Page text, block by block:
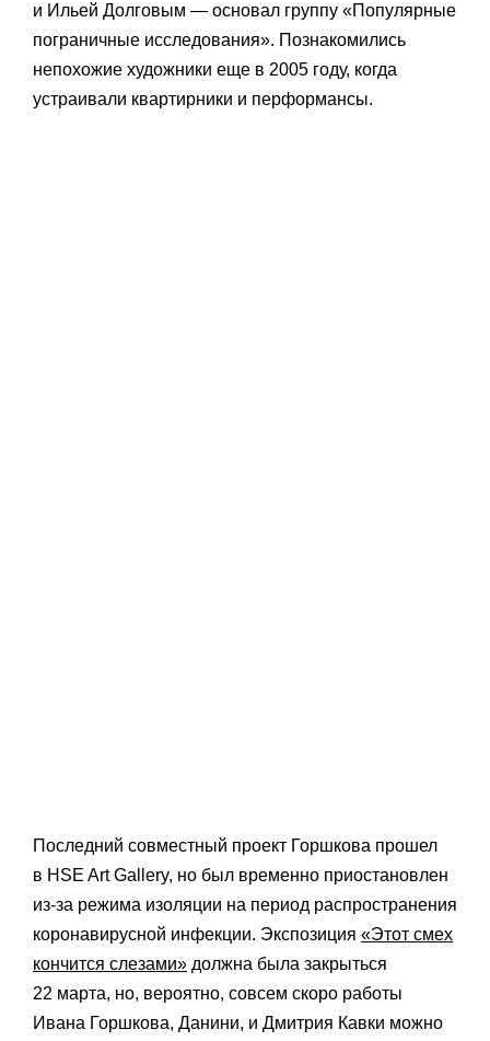
и Ильей Долговым — основал группу «Популярные
пограничные исследования». Познакомились
непохожие художники еще в 2005 году, когда
устраивали квартирники и перформансы.
Последний совместный проект Горшкова прошел
в HSE Art Gallery, но был временно приостановлен
из-за режима изоляции на период распространения
коронавирусной инфекции. Экспозиция «Этот смех
кончится слезами» должна была закрыться
22 марта, но, вероятно, совсем скоро работы
Ивана Горшкова, Данини, и Дмитрия Кавки можно